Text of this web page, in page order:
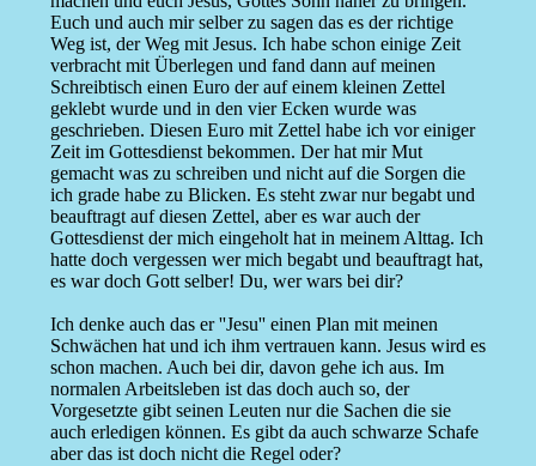
Euch und auch mir selber zu sagen das es der richtige
Weg ist, der Weg mit Jesus. Ich habe schon einige Zeit
verbracht mit Überlegen und fand dann auf meinen
Schreibtisch einen Euro der auf einem kleinen Zettel
geklebt wurde und in den vier Ecken wurde was
geschrieben. Diesen Euro mit Zettel habe ich vor einiger
Zeit im Gottesdienst bekommen. Der hat mir Mut
gemacht was zu schreiben und nicht auf die Sorgen die
ich grade habe zu Blicken. Es steht zwar nur begabt und
beauftragt auf diesen Zettel, aber es war auch der
Gottesdienst der mich eingeholt hat in meinem Alttag. Ich
hatte doch vergessen wer mich begabt und beauftragt hat,
es war doch Gott selber! Du, wer wars bei dir?
Ich denke auch das er ''Jesu'' einen Plan mit meinen
Schwächen hat und ich ihm vertrauen kann. Jesus wird es
schon machen. Auch bei dir, davon gehe ich aus. Im
normalen Arbeitsleben ist das doch auch so, der
Vorgesetzte gibt seinen Leuten nur die Sachen die sie
auch erledigen können. Es gibt da auch schwarze Schafe
aber das ist doch nicht die Regel oder?